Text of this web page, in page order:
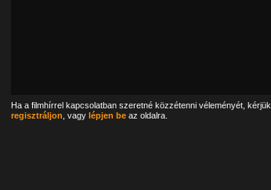
Ha a filmhírrel kapcsolatban szeretné közzétenni véleményét, kérjük,
regisztráljon , vagy lépjen beaz oldalra.